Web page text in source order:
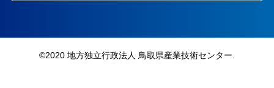
©︎2020 地方独立行政法人 鳥取県産業技術センター.